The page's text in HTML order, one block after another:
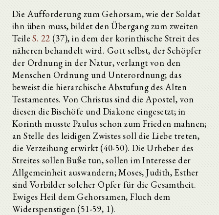
Die Aufforderung zum Gehorsam, wie der Soldat
ihn üben muss, bildet den Übergang zum zweiten
TeileS. 22 (37), in dem der korinthische Streit des
näheren behandelt wird. Gott selbst, der Schöpfer
der Ordnung in der Natur, verlangt von den
Menschen Ordnung und Unterordnung; das
beweist die hierarchische Abstufung des Alten
Testamentes. Von Christus sind die Apostel, von
diesen die Bischöfe und Diakone eingesetzt; in
Korinth musste Paulus schon zum Frieden mahnen;
an Stelle des leidigen Zwistes soll die Liebe treten,
die Verzeihung erwirkt (40-50). Die Urheber des
Streites sollen Buße tun, sollen im Interesse der
Allgemeinheit auswandern; Moses, Judith, Esther
sind Vorbilder solcher Opfer für die Gesamtheit.
Ewiges Heil dem Gehorsamen, Fluch dem
Widerspenstigen (51-59, 1).